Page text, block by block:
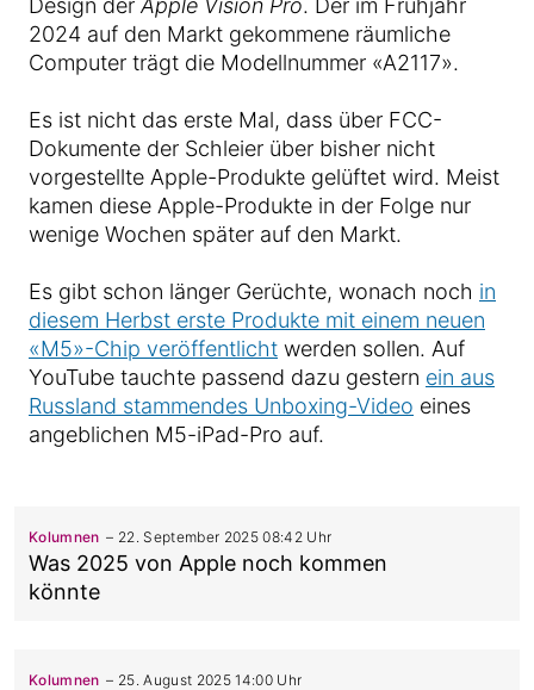
Design der Apple Vision Pro. Der im Frühjahr
2024 auf den Markt gekommene räumliche
Computer trägt die Modellnummer «A2117».
Es ist nicht das erste Mal, dass über FCC-
Dokumente der Schleier über bisher nicht
vorgestellte Apple-Produkte gelüftet wird. Meist
kamen diese Apple-Produkte in der Folge nur
wenige Wochen später auf den Markt.
Es gibt schon länger Gerüchte, wonach noch in
diesem Herbst erste Produkte mit einem neuen
«M5»-Chip veröffentlicht werden sollen. Auf
YouTube tauchte passend dazu gestern ein aus
Russland stammendes Unboxing-Video eines
angeblichen M5-iPad-Pro auf.
Kolumnen 22. September 2025 08:42 Uhr
Was 2025 von Apple noch kommen
könnte
Kolumnen 25. August 2025 14:00 Uhr